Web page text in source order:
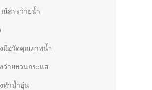
ณ์สระว่ายน้ำ
งมือวัดคุณภาพน้ำ
ว่ายทวนกระแส
ทำน้ำอุ่น